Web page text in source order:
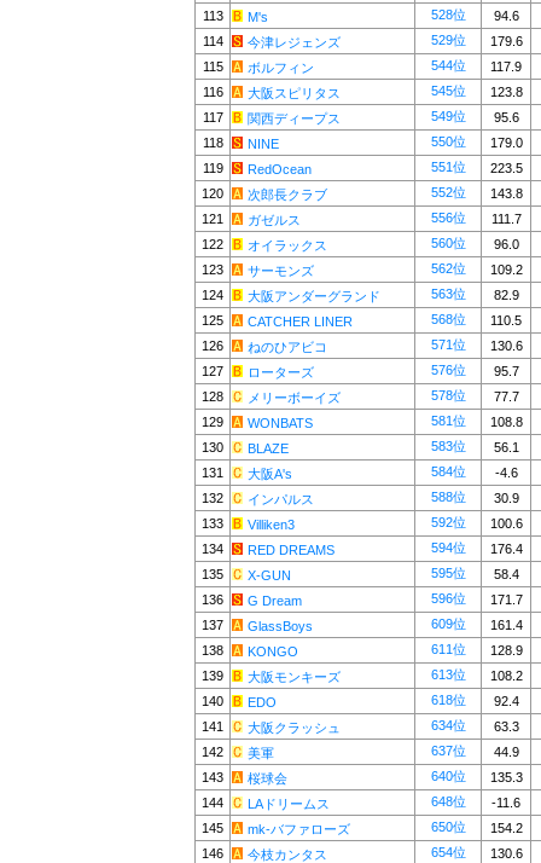
113
M's 528位
94.6
114
今津レジェンズ 529位
179.6
115
ボルフィン 544位
117.9
116
大阪スピリタス 545位
123.8
117
関西ディープス 549位
95.6
118
NINE 550位
179.0
119
RedOcean 551位
223.5
120
次郎長クラブ 552位
143.8
121
ガゼルス 556位
111.7
122
オイラックス 560位
96.0
123
サーモンズ 562位
109.2
124
大阪アンダーグランド 563位
82.9
125
CATCHER LINER 568位
110.5
126
ねのひアビコ 571位
130.6
127
ローターズ 576位
95.7
128
メリーボーイズ 578位
77.7
129
WONBATS 581位
108.8
130
BLAZE 583位
56.1
131
大阪A's 584位
-4.6
132
インパルス 588位
30.9
133
Villiken3 592位
100.6
134
RED DREAMS 594位
176.4
135
X-GUN 595位
58.4
136
G Dream 596位
171.7
137
GlassBoys 609位
161.4
138
KONGO 611位
128.9
139
大阪モンキーズ 613位
108.2
140
EDO 618位
92.4
141
大阪クラッシュ 634位
63.3
142
美軍 637位
44.9
143
桜球会 640位
135.3
144
LAドリームス 648位
-11.6
145
mk-バファローズ 650位
154.2
146
今枝カンタス 654位
130.6